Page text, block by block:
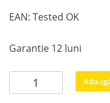
EAN: Tested OK
Garantie 12 luni
Cantitate
BN41-